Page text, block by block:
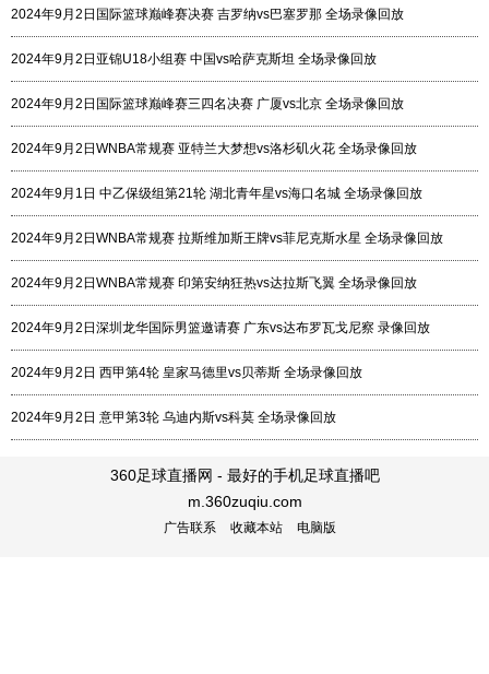
2024年9月2日国际篮球巅峰赛决赛 吉罗纳vs巴塞罗那 全场录像回放
2024年9月2日亚锦U18小组赛 中国vs哈萨克斯坦 全场录像回放
2024年9月2日国际篮球巅峰赛三四名决赛 广厦vs北京 全场录像回放
2024年9月2日WNBA常规赛 亚特兰大梦想vs洛杉矶火花 全场录像回放
2024年9月1日 中乙保级组第21轮 湖北青年星vs海口名城 全场录像回放
2024年9月2日WNBA常规赛 拉斯维加斯王牌vs菲尼克斯水星 全场录像回放
2024年9月2日WNBA常规赛 印第安纳狂热vs达拉斯飞翼 全场录像回放
2024年9月2日深圳龙华国际男篮邀请赛 广东vs达布罗瓦戈尼察 录像回放
2024年9月2日 西甲第4轮 皇家马德里vs贝蒂斯 全场录像回放
2024年9月2日 意甲第3轮 乌迪内斯vs科莫 全场录像回放
360足球直播网 - 最好的手机足球直播吧
m.360zuqiu.com
广告联系 收藏本站 电脑版